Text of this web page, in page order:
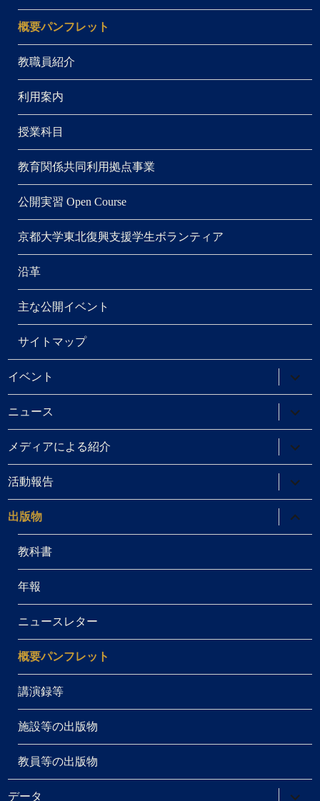
概要パンフレット
教職員紹介
利用案内
授業科目
教育関係共同利用拠点事業
公開実習 Open Course
京都大学東北復興支援学生ボランティア
沿革
主な公開イベント
サイトマップ
イベント
ブ
メ
ニ
ュ
ー
を
展
開
ニュース
ブ
メ
ニ
ュ
ー
を
展
開
メディアによる紹介
ブ
メ
ニ
ュ
ー
を
展
開
活動報告
ブ
メ
ニ
ュ
ー
開
出版物
ブ
メ
ー
開
教科書
年報
ニュースレター
概要パンフレット
講演録等
施設等の出版物
教員等の出版物
データ